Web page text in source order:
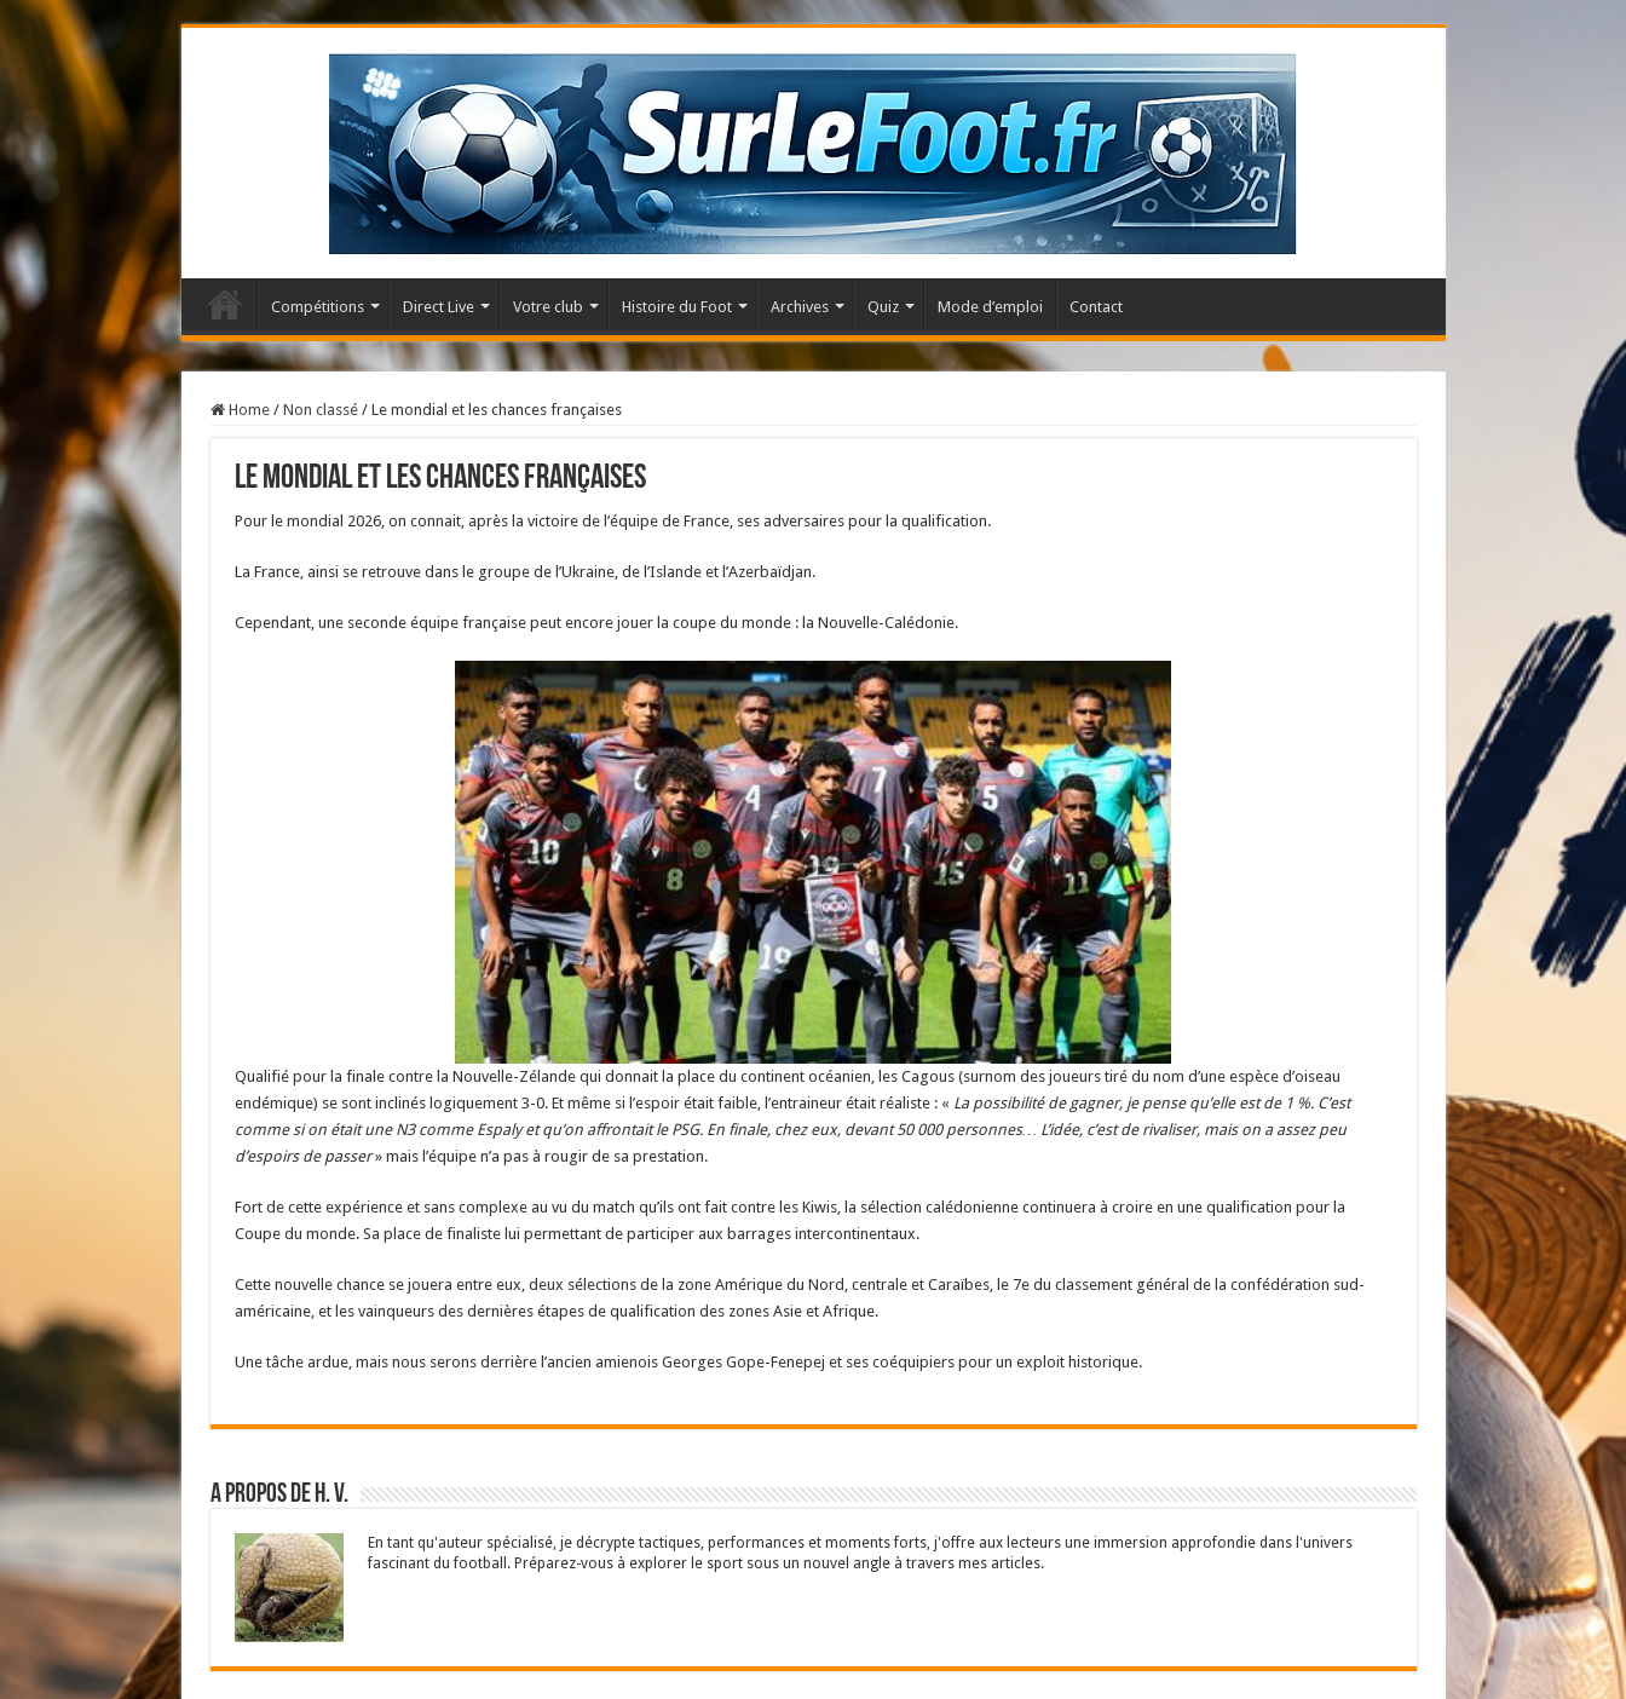
Compétitions Direct Live Votre club Histoire du Foot Archives Quiz Mode d’emploi Contact
Home / Non classé / Le mondial et les chances françaises
Le mondial et les chances françaises
Pour le mondial 2026, on connait, après la victoire de l’équipe de France, ses adversaires pour la qualification.
La France, ainsi se retrouve dans le groupe de l’Ukraine, de l’Islande et l’Azerbaïdjan.
Cependant, une seconde équipe française peut encore jouer la coupe du monde : la Nouvelle-Calédonie.
Qualifié pour la finale contre la Nouvelle-Zélande qui donnait la place du continent océanien, les Cagous (surnom des joueurs tiré du nom d’une espèce d’oiseau
endémique) se sont inclinés logiquement 3-0. Et même si l’espoir était faible, l’entraineur était réaliste : « La possibilité de gagner, je pense qu’elle est de 1 %. C’est
comme si on était une N3 comme Espaly et qu’on affrontait le PSG. En finale, chez eux, devant 50 000 personnes… L’idée, c’est de rivaliser, mais on a assez peu
d’espoirs de passer» mais l’équipe n’a pas à rougir de sa prestation.
Fort de cette expérience et sans complexe au vu du match qu’ils ont fait contre les Kiwis, la sélection calédonienne continuera à croire en une qualification pour la
Coupe du monde. Sa place de finaliste lui permettant de participer aux barrages intercontinentaux.
Cette nouvelle chance se jouera entre eux, deux sélections de la zone Amérique du Nord, centrale et Caraïbes, le 7e du classement général de la confédération sud-
américaine, et les vainqueurs des dernières étapes de qualification des zones Asie et Afrique.
Une tâche ardue, mais nous serons derrière l’ancien amienois Georges Gope-Fenepej et ses coéquipiers pour un exploit historique.
A propos de H. V.
En tant qu'auteur spécialisé, je décrypte tactiques, performances et moments forts, j'offre aux lecteurs une immersion approfondie dans l'univers
fascinant du football. Préparez-vous à explorer le sport sous un nouvel angle à travers mes articles.